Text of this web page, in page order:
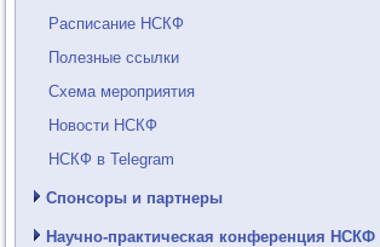
Расписание НСКФ
Полезные ссылки
Схема мероприятия
Новости НСКФ
НСКФ в Telegram
Спонсоры и партнеры
Научно-практическая конференция НСКФ